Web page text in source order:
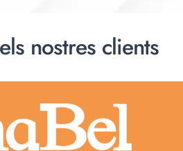
nostres clients